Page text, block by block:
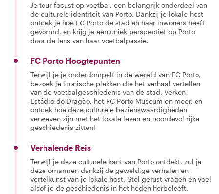
Je tour focust op voetbal, een belangrijk onderdeel van
de culturele identiteit van Porto. Dankzij je lokale host
ontdek je hoe FC Porto de stad en haar inwoners heeft
gevormd, en krijg je een uniek perspectief op Porto
door de lens van haar voetbalpassie.
FC Porto Hoogtepunten
Terwijl je je onderdompelt in de wereld van FC Porto,
bezoek je iconische plekken die het verhaal vertellen
van de voetbalgeschiedenis van de stad. Verken
Estádio do Dragão, het FC Porto Museum en meer, en
ontdek hoe deze culturele bezienswaardigheden
verweven zijn met het lokale leven en boordevol rijke
geschiedenis zitten!
Verhalende Reis
Terwijl je deze culturele kant van Porto ontdekt, zul je
deze omarmen dankzij de geweldige verhalen en
vertelkunst van je lokale host. Stel gerust vragen en voel
alsof je de geschiedenis in het heden herbeleeft.